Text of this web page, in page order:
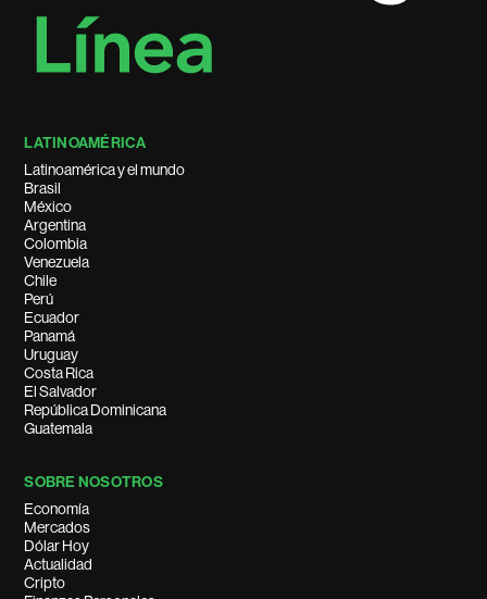
LATINOAMÉRICA
Latinoamérica y el mundo
Brasil
México
Argentina
Colombia
Venezuela
Chile
Perú
Ecuador
Panamá
Uruguay
Costa Rica
El Salvador
República Dominicana
Guatemala
SOBRE NOSOTROS
Economía
Mercados
Dólar Hoy
Actualidad
Cripto